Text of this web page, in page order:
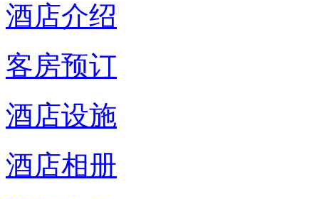
酒店介绍
客房预订
酒店设施
酒店相册